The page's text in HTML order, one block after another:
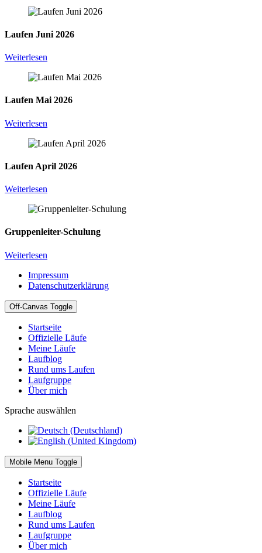
Laufen Juni 2026
Weiterlesen
Laufen Mai 2026
Weiterlesen
Laufen April 2026
Weiterlesen
Gruppenleiter-Schulung
Weiterlesen
Impressum
Datenschutzerklärung
Off-Canvas Toggle
Startseite
Offizielle Läufe
Meine Läufe
Laufblog
Rund ums Laufen
Laufgruppe
Über mich
Sprache auswählen
Mobile Menu Toggle
Startseite
Offizielle Läufe
Meine Läufe
Laufblog
Rund ums Laufen
Laufgruppe
Über mich